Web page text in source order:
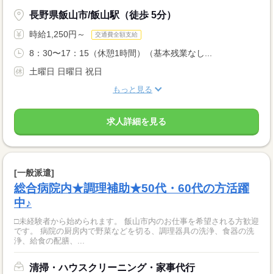
長野県飯山市/飯山駅（徒歩 5分）
時給1,250円～ 交通費全額支給
8：30〜17：15（休憩1時間）（基本残業なし...
土曜日 日曜日 祝日
もっと見る
求人詳細を見る
[一般派遣]
総合病院内★調理補助★50代・60代の方活躍
中♪
□未経験者から始められます。 飯山市内のお仕事を希望される方歓迎
です。 病院の厨房内で野菜などを切る、調理器具の洗浄、食器の洗
浄、給食の配膳、...
清掃・ハウスクリーニング・家事代行